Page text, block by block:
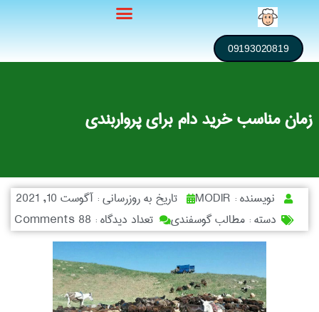
09193020819
زمان مناسب خرید دام برای پرواربندی
نویسنده : تاریخ به روزرسانی : آگوست 10, 2021
دسته : مطالب گوسفندی تعداد دیدگاه : 88 Comments